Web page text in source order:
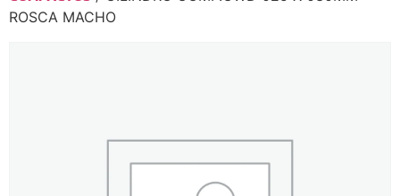
ROSCA MACHO